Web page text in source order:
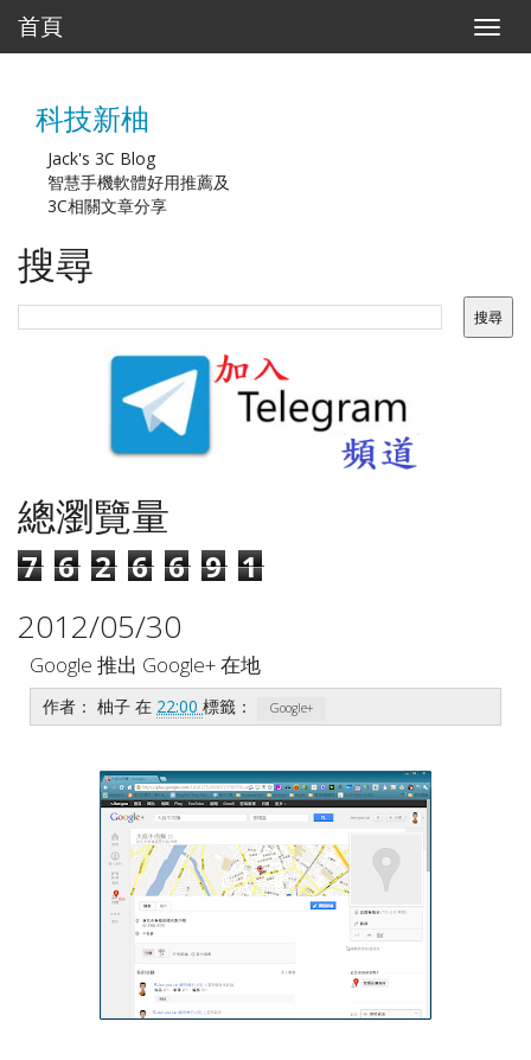
T
o
o
首頁
科技新柚
Jack's 3C Blog
智慧手機軟體好用推薦及
3C相關文章分享
搜尋
總瀏覽量
7 6 2 6 6 9 1
2012/05/30
Google 推出 Google+ 在地
作者： 柚子 在 22:00 標籤： Google+